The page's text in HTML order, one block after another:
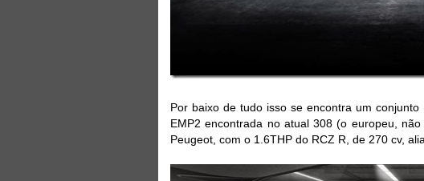
Por baixo de tudo isso se encontra um
EMP2 encontrada no atual 308 (o europeu,
Peugeot, com o 1.6THP do RCZ R, de 270 cv,